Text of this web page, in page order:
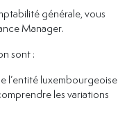
générale, vous
Manager.
sont :
l’entité luxembourgeoise
les variations